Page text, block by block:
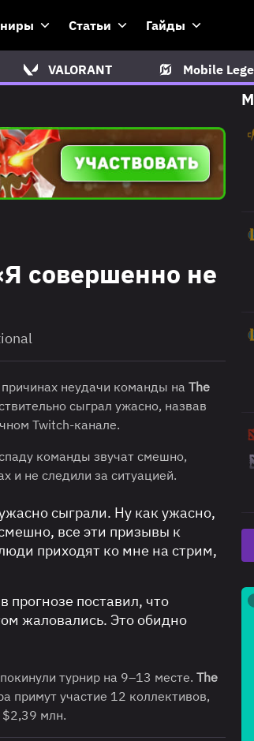
Статьи Гайды
VALORANT Mobile
совершенно не
неудачи команды на The
сыграл ужасно, назвав
Twitch-канале.
команды звучат смешно,
и не следили за ситуацией.
сыграли. Ну как ужасно,
все эти призывы к
приходят ко мне на стрим,
прогнозе поставил, что
жаловались. Это обидно
турнир на 9–13 месте. The
примут участие 12 коллективов,
$2,39 млн.